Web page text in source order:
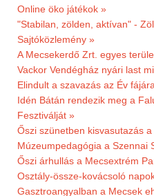
Online öko játékok »
"Stabilan, zölden, aktívan" -
Sajtóközlemény »
A Mecsekerdő Zrt. egyes
Vackor Vendégház nyári last
Elindult a szavazás az Év
Idén Bátán rendezik meg a
Fesztiválját »
Őszi szünetben kisvasutazás
Múzeumpedagógia a Szennai
Őszi árhullás a Mecsextrém
Osztály-össze-kovácsoló
Gasztroangyalban a Mecsek